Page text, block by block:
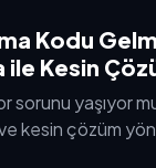
Kodu
ile Kesin
sorunu yaşıyor
kesin çözüm